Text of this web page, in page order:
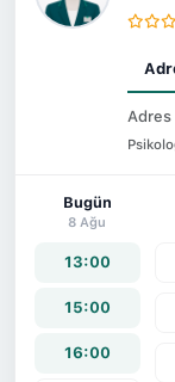
Adres
Bugün
8 Ağu
13:00
15:00
16:00